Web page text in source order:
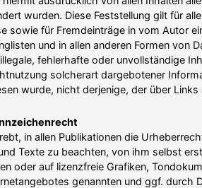
wurden. Diese Feststellung gilt für
sowie für Fremd­einträge in vom Autor
und in allen anderen Formen von
fehlerhafte oder unvoll­ständige
solcherart darge­botener
wurde, nicht derjenige, der über
in allen Publi­ka­tionen die
Texte zu beachten, von ihm selbst
oder auf lizenzfreie Grafiken,
genannten und ggf.